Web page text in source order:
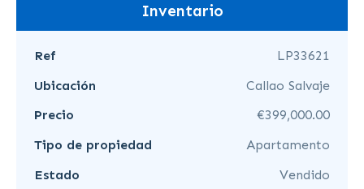
Inventario
Ref
LP33621
Ubicación
Callao Salvaje
Precio
€399,000.00
Tipo de propiedad
Apartamento
Estado
Vendido